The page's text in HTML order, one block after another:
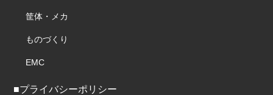
筐体・メカ
ものづくり
EMC
■プライバシーポリシー